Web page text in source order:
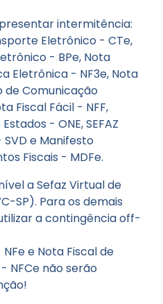
intermitência:
Eletrônico - CTe,
- BPe, Nota
Eletrônica - NF3e, Nota
de Comunicação
Fiscal Fácil - NFF,
- ONE, SEFAZ
e Manifesto
Fiscais - MDFe.
a Sefaz Virtual de
SP). Para os demais
a contingência off-
e Nota Fiscal de
NFCe não serão